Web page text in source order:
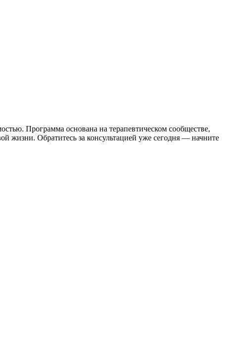
Программа основана на терапевтическом сообществе,
жизни. Обратитесь за консультацией уже сегодня — начните